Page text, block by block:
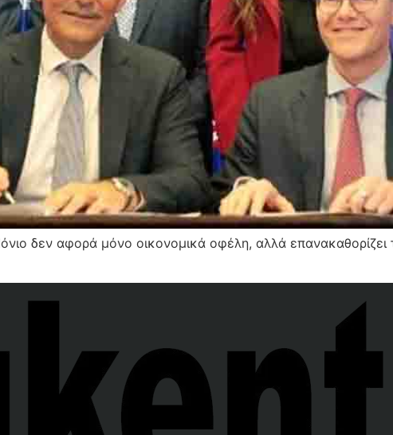
δεν αφορά μόνο οικονομικά οφέλη, αλλά επανακαθορίζει